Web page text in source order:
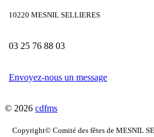
10220 MESNIL SELLIERES
03 25 76 88 03
Envoyez-nous un message
© 2026 cdfms
Copyright© Comité des fêtes de MESNIL